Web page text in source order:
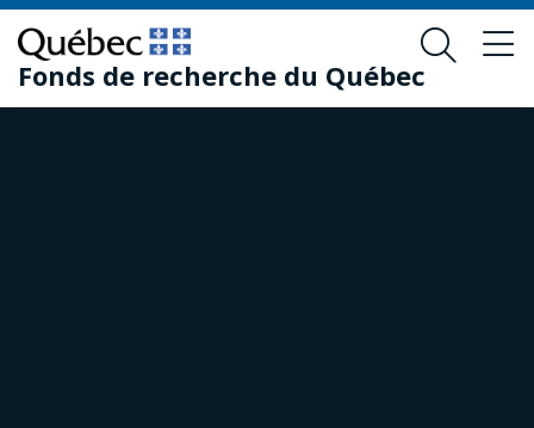
Passer
au
contenu
principal
Passer
au
pied
de
Fonds de recherche du Québec